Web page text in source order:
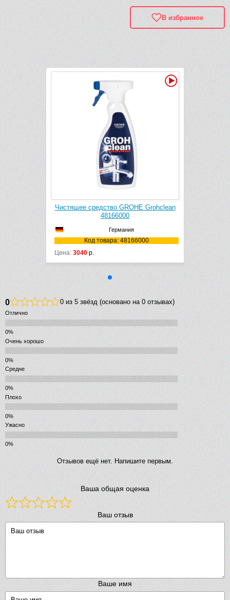
В избранное
Чистящее средство GROHE Grohclean
48166000
Германия
Код товара: 48166000
Цена: 3040 р.
0 0 из 5 звёзд (основано на 0 отзывах)
Отлично
Очень хорошо
Средне
Плохо
Ужасно
Отзывов ещё нет. Напишите первым.
Ваша общая оценка
Ваш отзыв
Ваше имя